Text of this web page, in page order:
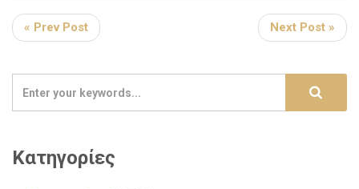
« Prev Post Next Post »
Κατηγορίες